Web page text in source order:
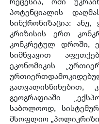
პოტენციალის
სინქრონიზაცია:
კრიზისის ერთ
კონკრეტულ დროში,
სიმწვავით
ეკონომიკის
გათვალისწინებით,
გეოგრაფიაში
საბოლოოდ,
მსოფლიო